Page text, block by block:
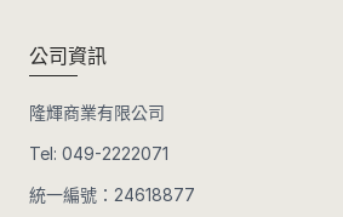
公司資訊
隆輝商業有限公司
Tel: 049-2222071
統一編號：24618877